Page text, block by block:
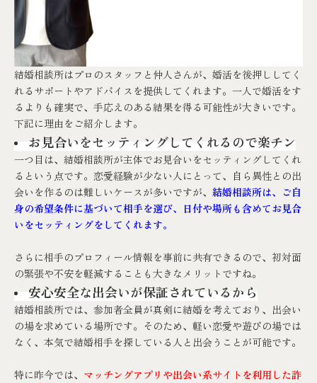
結婚相談所はプロのスタッフと仲人さんが、婚活を後押ししてく
れるサポートやアドバイスを提供してくれます。一人で婚活をす
るよりも確実で、手応えのある結果を得る可能性が大きいです。
下記に理由をご紹介します。
お見合いをセッティングしてくれるので楽チン
一つ目は、結婚相談所が主体でお見合いをセッティングしてくれ
るという点です。恋愛経験が少ない人にとって、自ら異性との出
会いを作るのは難しいケースが多いですが、 結婚相談所は、ご自
身の希望条件に基づいて相手を選び、日付や場所も含めてお見合
いをセッティングをしてくれます。
さらに相手のプロフィール情報を事前に共有できるので、初対面
の緊張や不安を軽減することも大きなメリットですね。
安心安全な出会いが保証されているから
結婚相談所では、参加者全員が真剣に結婚を考えており、出会い
の場を求めている場所です。そのため、軽い恋愛や遊びの場では
なく、本気で結婚相手を探している人と出会うことが可能です。
特に昨今では、 マッチングアプリや出会い系サイトを利用した詐